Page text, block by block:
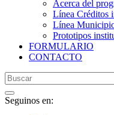
Acerca del
Línea Créditos
Línea
Prototipos
FORMULARIO
CONTACTO
Seguinos en: